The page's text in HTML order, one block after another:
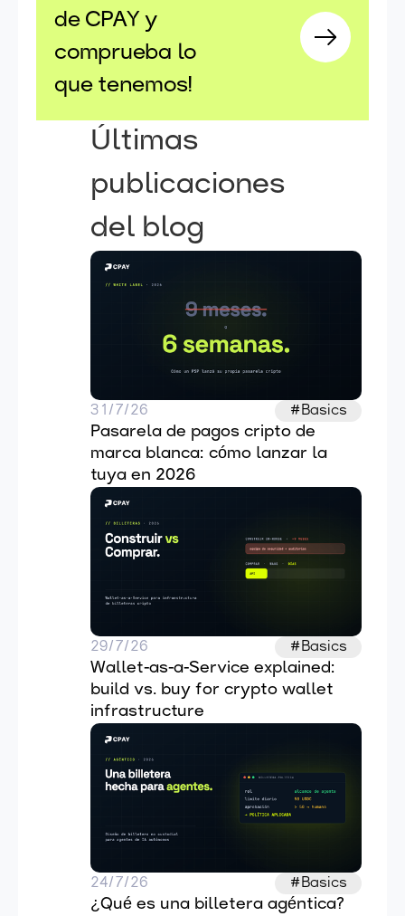
de CPAY y
comprueba lo
que tenemos!
Últimas
publicaciones
del blog
31/7/26 #Basics
Pasarela de pagos cripto de
marca blanca: cómo lanzar la
tuya en 2026
29/7/26 #Basics
Wallet-as-a-Service explained:
build vs. buy for crypto wallet
infrastructure
24/7/26 #Basics
¿Qué es una billetera agéntica?